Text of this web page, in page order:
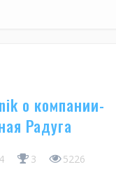
о компании-
Радуга
3 5226